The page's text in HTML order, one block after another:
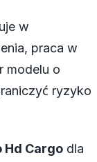
w
praca w
modelu o
ryzyko
Hd Cargo dla